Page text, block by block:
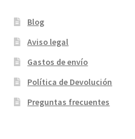
Blog
Aviso legal
Gastos de envío
Política de Devolución
Preguntas frecuentes